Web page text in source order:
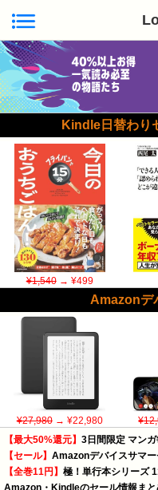
Kindle日替わり
¥1,540→ ¥499
Amazonデ
¥27,980→ ¥22,980
【最大50%還元】 3日間限定 マン
【セール】 Amazonデバイスサマ
【全巻11円】 極！単行本シリーズ
Amazon・Kindleのセール情報まと